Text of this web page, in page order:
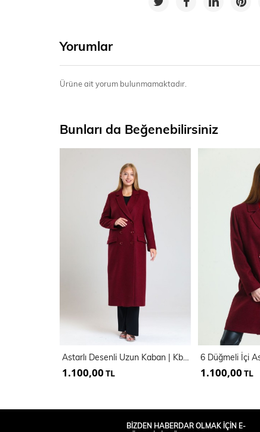
Yorumlar
Ürüne ait yorum bulunmamaktadır.
Bunları da Beğenebilirsiniz
Astarlı Desenli Uzun Kaban | Kbn34176
1.100,00 TL 1.100,00 TL
BİZDEN HABERDAR OLMAK İÇİN E-